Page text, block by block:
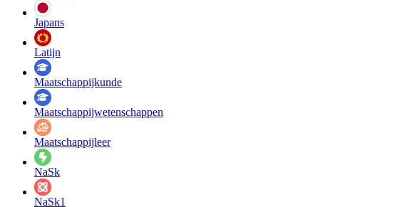
Japans
Latijn
Maatschappij­kunde
Maatschappij­wetenschappen
Maatschappijleer
NaSk
NaSk1